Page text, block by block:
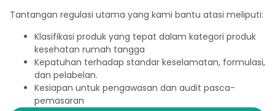
Tantangan regulasi utama yang kami bantu atasi meliputi:
Klasifikasi produk yang tepat dalam kategori produk
kesehatan rumah tangga
Kepatuhan terhadap standar keselamatan, formulasi,
dan pelabelan.
Kesiapan untuk pengawasan dan audit pasca-
pemasaran